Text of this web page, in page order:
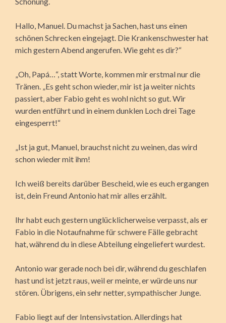
Hallo, Manuel. Du machst ja Sachen, hast uns einen
schönen Schrecken eingejagt. Die Krankenschwester hat
mich gestern Abend angerufen. Wie geht es dir?“
„Oh, Papá…“, statt Worte, kommen mir erstmal nur die
Tränen. „Es geht schon wieder, mir ist ja weiter nichts
passiert, aber Fabio geht es wohl nicht so gut. Wir
wurden entführt und in einem dunklen Loch drei Tage
eingesperrt!“
„Ist ja gut, Manuel, brauchst nicht zu weinen, das wird
schon wieder mit ihm!
Ich weiß bereits darüber Bescheid, wie es euch ergangen
ist, dein Freund Antonio hat mir alles erzählt.
Ihr habt euch gestern unglücklicherweise verpasst, als er
Fabio in die Notaufnahme für schwere Fälle gebracht
hat, während du in diese Abteilung eingeliefert wurdest.
Antonio war gerade noch bei dir, während du geschlafen
hast und ist jetzt raus, weil er meinte, er würde uns nur
stören. Übrigens, ein sehr netter, sympathischer Junge.
Fabio liegt auf der Intensivstation. Allerdings hat